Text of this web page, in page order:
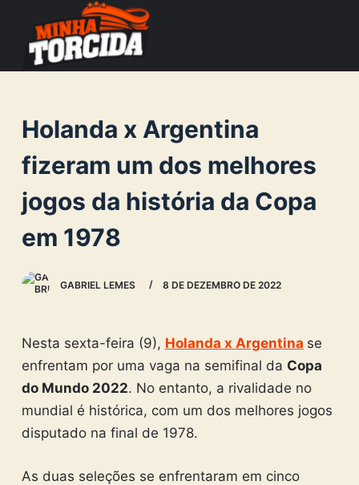
o
n
e
Holanda x Argentina
fizeram um dos melhores
jogos da história da Copa
em 1978
GABRIEL LEMES 8 DE DEZEMBRO DE 2022
Nesta sexta-feira (9), Holanda x Argentina se
enfrentam por uma vaga na semifinal da Copa
do Mundo 2022. No entanto, a rivalidade no
mundial é histórica, com um dos melhores jogos
disputado na final de 1978.
As duas seleções se enfrentaram em cinco